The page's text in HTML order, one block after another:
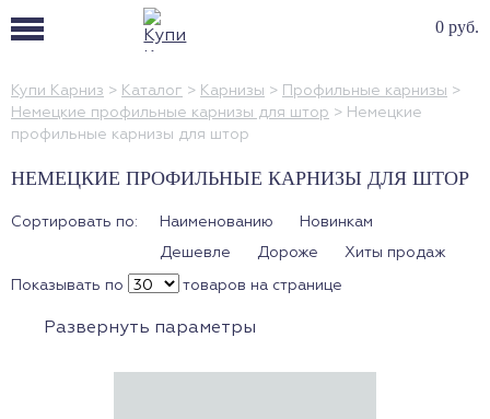
0 руб.
Купи Карниз > Каталог > Карнизы > Профильные карнизы >
Немецкие профильные карнизы для штор > Немецкие
профильные карнизы для штор
НЕМЕЦКИЕ ПРОФИЛЬНЫЕ КАРНИЗЫ ДЛЯ ШТОР
Сортировать по: Наименованию
Новинкам
Дешевле
Дороже Хиты продаж
Показывать по товаров на странице
Развернуть параметры